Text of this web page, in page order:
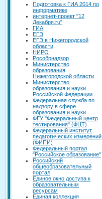
Подготовка к ГИА 2014 по
информатике
интернет-проект "12
Декабря.ru"
ГИА
ЕГЭ
ЕГЭ в Нижегородской
области
НИРО
Рособрнадзор
Министерство
образования
Нижегородской области
Министерство
образования и науки
Российской Федерации
Федеральная служба по
надзору в сфере
образования и науки
ФГУ "Федеральный центр
тестирования" (ФЦТ)
Федеральный институт
педагогических измерений
(ФИПИ)
Федеральный портал
"Российское образование"
Российский
общеобразовательный
портал
Единое окно доступа к
образовательным
ресурсам
Единая коллекция